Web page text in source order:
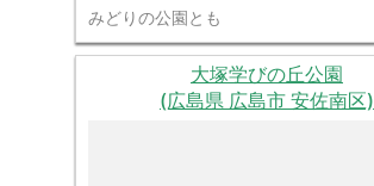
みどりの公園とも
大塚学びの丘公園
(広島県 広島市 安佐南区)